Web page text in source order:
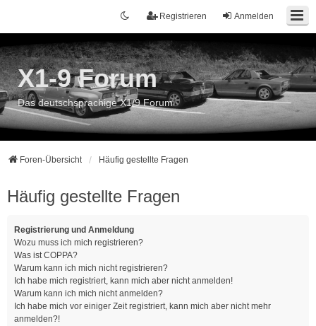
Anmelden
Registrieren
X1-9 Forum
Das deutschsprachige X1/9 Forum
Foren-Übersicht Häufig gestellte Fragen
Häufig gestellte Fragen
Registrierung und Anmeldung
Wozu muss ich mich registrieren?
Was ist COPPA?
Warum kann ich mich nicht registrieren?
Ich habe mich registriert, kann mich aber nicht anmelden!
Warum kann ich mich nicht anmelden?
Ich habe mich vor einiger Zeit registriert, kann mich aber nicht mehr
anmelden?!